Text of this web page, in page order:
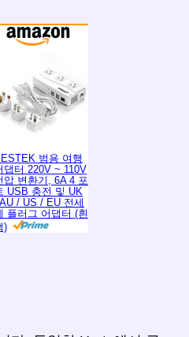
범용 여행
댑터 220V ~ 110V
압 변환기, 6A 4 포
USB 충전 및 UK
/ US / EU 전세
플러그 어댑터 (흰
)